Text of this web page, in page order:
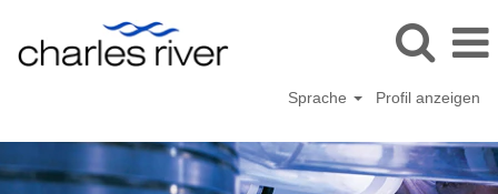
Sprache Profil anzeigen